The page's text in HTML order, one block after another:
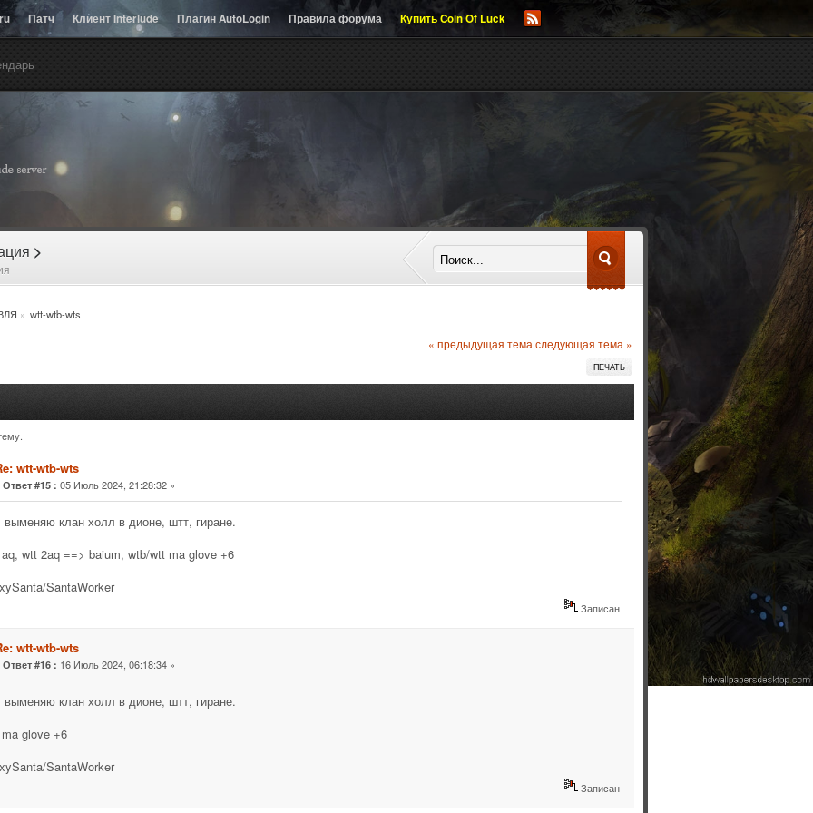
Патч Клиент Interlude Плагин AutoLogin Правила форума Купить Coin Of Luck
>
» wtt-wtb-wts
« предыдущая тема следующая тема »
ПЕЧАТЬ
раз)
wtt-wtb-wts
Ответ #15 : 05 Июль 2024, 21:28:32 »
клан холл в дионе, штт, гиране.
wtt 2aq ==> baium, wtb/wtt ma glove +6
SantaWorker
Записан
wtt-wtb-wts
Ответ #16 : 16 Июль 2024, 06:18:34 »
клан холл в дионе, штт, гиране.
glove +6
SantaWorker
Записан